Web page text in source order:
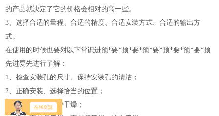
的产品就决定了它的价格会相对的高一些。
3、选择合适的量程、合适的精度、合适安装方式、合适的输出方
式。
在使用的时候也要对以下常识进预*要*预*要*预*要*预*要*预*要*预
先进要先进行了解：
1、检查安装孔的尺寸、保持安装孔的清洁；
2、正确安装、选择恰当的位置；
3、仔细清洁、保持干燥；